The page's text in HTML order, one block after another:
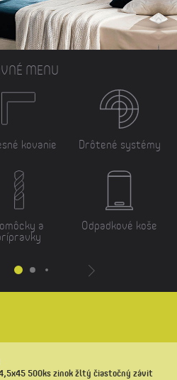
MENU
kovanie
a
Drôtené systémy
Odpadkové koše
500ks zinok žltý čiastočný závit